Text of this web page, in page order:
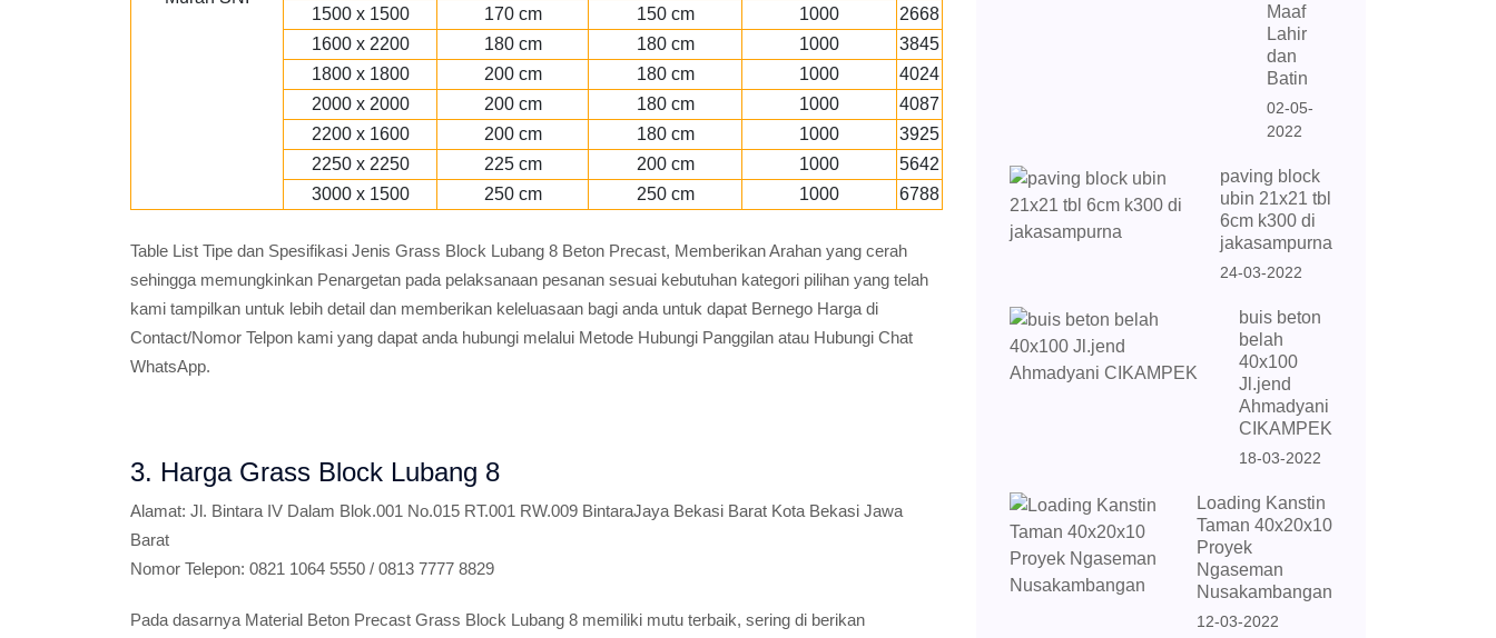
1500 x 1500
170 cm 150 cm 1000
2668
1600 x 2200
180 cm 180 cm 1000
3845
1800 x 1800
200 cm 180 cm 1000
4024
2000 x 2000
200 cm 180 cm 1000
4087
2200 x 1600
200 cm 180 cm 1000
3925
2250 x 2250
225 cm 200 cm 1000
5642
3000 x 1500
250 cm 250 cm 1000 6788
Table List Tipe dan Spesifikasi Jenis Grass Block Lubang 8 Beton Precast, Memberikan Arahan yang cerah
sehingga memungkinkan Penargetan pada pelaksanaan pesanan sesuai kebutuhan kategori pilihan yang telah
kami tampilkan untuk lebih detail dan memberikan keleluasaan bagi anda untuk dapat Bernego Harga di
Contact/Nomor Telpon kami yang dapat anda hubungi melalui Metode Hubungi Panggilan atau Hubungi Chat
WhatsApp.
3. Harga Grass Block Lubang 8
Alamat: Jl. Bintara IV Dalam Blok.001 No.015 RT.001 RW.009 BintaraJaya Bekasi Barat Kota Bekasi Jawa
Barat
Nomor Telepon: 0821 1064 5550 / 0813 7777 8829
Pada dasarnya Material Beton Precast Grass Block Lubang 8 memiliki mutu terbaik, sering di berikan
Maaf
Lahir
dan
Batin
02-05-
2022
paving block
ubin 21x21 tbl
6cm k300 di
jakasampurna
24-03-2022
buis beton
belah
40x100
Jl.jend
Ahmadyani
CIKAMPEK
18-03-2022
Loading Kanstin
Taman 40x20x10
Proyek
Ngaseman
Nusakambangan
12-03-2022